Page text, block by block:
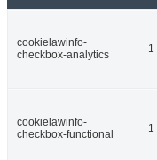
cookielawinfo-
checkbox-analytics
1
cookielawinfo-
checkbox-functional
1